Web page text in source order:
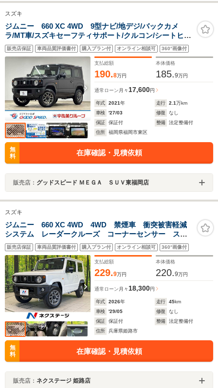
スズキ
ジムニー 660 XC 4WD 9型ナビ/地デジ/バックカメ
ラ/MT車/スズキセーフティサポート/クルコン/シートヒー
ター/ダウンヒルアシスト/ETC/LEDヘッドライト/スマー
トキー/オートエアコン
販売店保証 車両品質評価書付 購入プラン付 オンライン相談可 360°画像付
支払総額
190.8万円
本体価格
185.9万円
通常ローン 月々 17,600円
年式 2021年 走行 2.1万km
車検
'27/03 修復
なし
保証
保証付 整備
法定整備付
住所
福岡県福岡市東区
無
料
在庫確認・見積依頼
販売店： グッドスピード ＭＥＧＡ ＳＵＶ東福岡店
スズキ
ジムニー 660 XC 4WD 4WD 禁煙車 衝突被害軽減
システム レーダークルーズ コーナーセンサー スマ
ートキー LEDヘッド 純正16インチアルミ オートラ
イト オートエアコン
販売店保証 車両品質評価書付 購入プラン付 オンライン相談可 360°画像付
支払総額
229.9万円
本体価格
220.9万円
通常ローン 月々 18,300円
年式 2026年 走行 45km
車検
'29/05 修復
なし
保証
保証付 整備
法定整備付
住所
兵庫県姫路市
無
料
在庫確認・見積依頼
販売店： ネクステージ 姫路店